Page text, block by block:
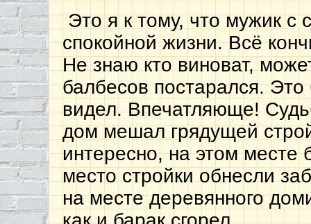
Это я к тому, что мужик с
спокойной жизни. Всё
Не знаю кто виноват,
балбесов постарался.
видел. Впечатляюще!
дом мешал грядущей
интересно, на этом месте
место стройки обнесли
на месте деревянного